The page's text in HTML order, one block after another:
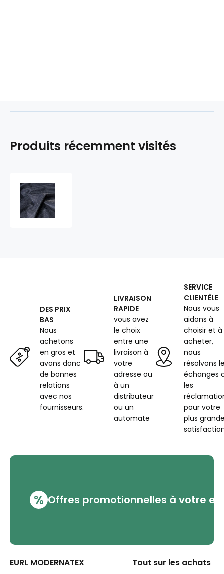
Produits récemment visités
DES PRIX
BAS
Nous
achetons
en gros et
avons donc
de bonnes
relations
avec nos
fournisseurs.
LIVRAISON
RAPIDE
vous avez
le choix
entre une
livraison à
votre
adresse ou
à un
distributeur
ou un
automate
SERVICE
CLIENTÈLE
Nous vous
aidons à
choisir et à
acheter,
nous
résolvons
échanges
les
pour votre
plus
% Offres promotionnelles à votre
EURL MODERNATEX Tout sur les achats